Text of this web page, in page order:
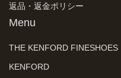
返品・返金ポリシー
Menu
THE KENFORD FINESHOES
KENFORD